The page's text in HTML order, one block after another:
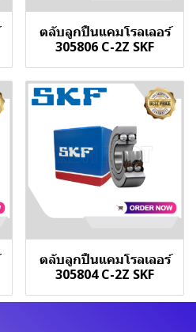
ตลับลูกปืนแคมโรลเลอร์
305806 C-2Z SKF
ตลับลูกปืนแคมโรลเลอร์
305804 C-2Z SKF